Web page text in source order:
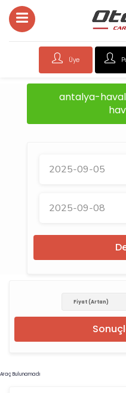
Üye
antalya-
Araç Bulunamadı